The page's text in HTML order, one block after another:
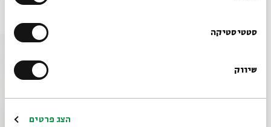
סטטיסטיקה
שיווק
הצג פרטים